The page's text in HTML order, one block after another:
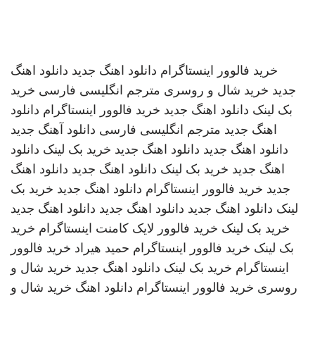
خرید فالوور اینستاگرام دانلود اهنگ جدید دانلود اهنگ
جدید خرید شال و روسری مترجم انگلیسی فارسی خرید
بک لینک دانلود اهنگ جدید خرید فالوور اینستاگرام دانلود
اهنگ جدید مترجم انگلیسی فارسی دانلود آهنگ جدید
دانلود اهنگ جدید دانلود اهنگ جدید خرید بک لینک دانلود
اهنگ جدید خرید بک لینک دانلود اهنگ جدید دانلود اهنگ
جدید خرید فالوور اینستاگرام دانلود اهنگ جدید خرید بک
لینک دانلود اهنگ جدید دانلود اهنگ جدید دانلود اهنگ جدید
خرید بک لینک خرید فالوور لایک کامنت اینستاگرام خرید
بک لینک خرید فالوور اینستاگرام حمید هیراد خرید فالوور
اینستاگرام خرید بک لینک دانلود اهنگ جدید خرید شال و
روسری خرید فالوور اینستاگرام دانلود اهنگ خرید شال و